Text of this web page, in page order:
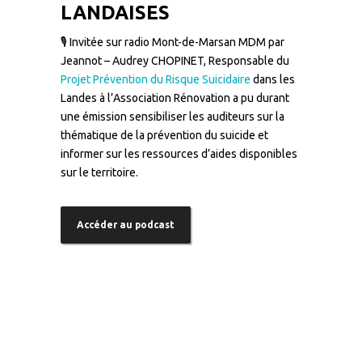
LANDAISES
🎙️ Invitée sur radio Mont-de-Marsan MDM par
Jeannot – Audrey CHOPINET, Responsable du
Projet Prévention du Risque Suicidaire dans les
Landes à l’Association Rénovation a pu durant
une émission sensibiliser les auditeurs sur la
thématique de la prévention du suicide et
informer sur les ressources d’aides disponibles
sur le territoire.
Accéder au podcast